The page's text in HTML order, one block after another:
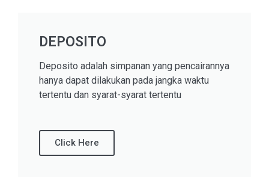
DEPOSITO
Deposito adalah simpanan yang pencairannya
hanya dapat dilakukan pada jangka waktu
tertentu dan syarat-syarat tertentu
Click Here